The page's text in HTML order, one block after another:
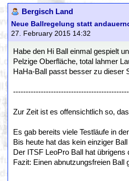
Bergisch Land
Neue Ballregelung statt
27. February 2015 14:32
Habe den Hi Ball einmal gespielt
Pelzige Oberfläche, total lahmer
HaHa-Ball passt besser zu dieser
Zur Zeit ist es offensichtlich so,
Es gab bereits viele Testläufe in
Bis heute hat das kein einziger
Der ITSF LeoPro Ball hat
Fazit: Einen abnutzungsfreien